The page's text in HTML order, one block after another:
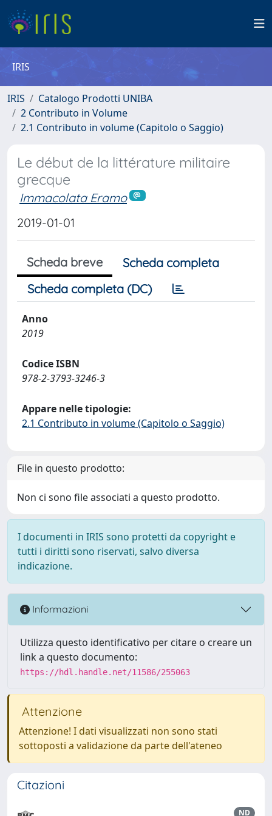
IRIS
IRIS
Catalogo Prodotti UNIBA
2 Contributo in Volume
2.1 Contributo in volume (Capitolo o Saggio)
Le début de la littérature militaire
grecque
Immacolata Eramo
2019-01-01
Scheda breve
Scheda completa
Scheda completa (DC)
Anno
2019
Codice ISBN
978-2-3793-3246-3
Appare nelle tipologie:
2.1 Contributo in volume (Capitolo o Saggio)
File in questo prodotto:
Non ci sono file associati a questo prodotto.
I documenti in IRIS sono protetti da copyright e
tutti i diritti sono riservati, salvo diversa
indicazione.
Informazioni
Utilizza questo identificativo per citare o creare un
link a questo documento:
https://hdl.handle.net/11586/255063
Attenzione
Attenzione! I dati visualizzati non sono stati
sottoposti a validazione da parte dell'ateneo
Citazioni
ND